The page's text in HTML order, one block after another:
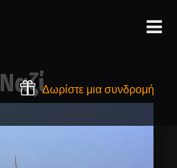
Δωρίστε μια συνδρομή
Ναζί